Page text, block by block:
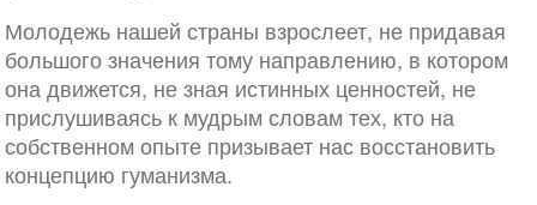
Молодежь нашей страны взрослеет, не придавая
большого значения тому направлению, в котором
она движется, не зная истинных ценностей, не
прислушиваясь к мудрым словам тех, кто на
собственном опыте призывает нас восстановить
концепцию гуманизма.